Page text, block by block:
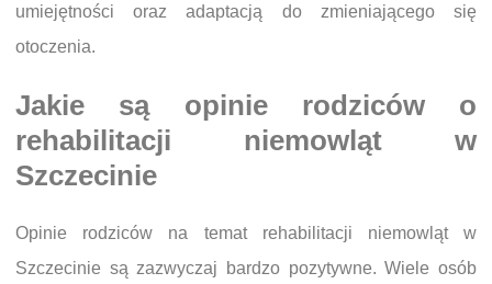
umiejętności oraz adaptacją do zmieniającego się
otoczenia.
Jakie są opinie rodziców o
rehabilitacji niemowląt w
Szczecinie
Opinie rodziców na temat rehabilitacji niemowląt w
Szczecinie są zazwyczaj bardzo pozytywne. Wiele osób